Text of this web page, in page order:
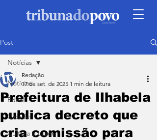
Post
Notícias
Edital
Cidade
Cultura e Lazer
Notícias
Prefeitura de Ilhabela
publica decreto que
cria comissão para
Redação
17 de set. de 2025 1 min de leitura